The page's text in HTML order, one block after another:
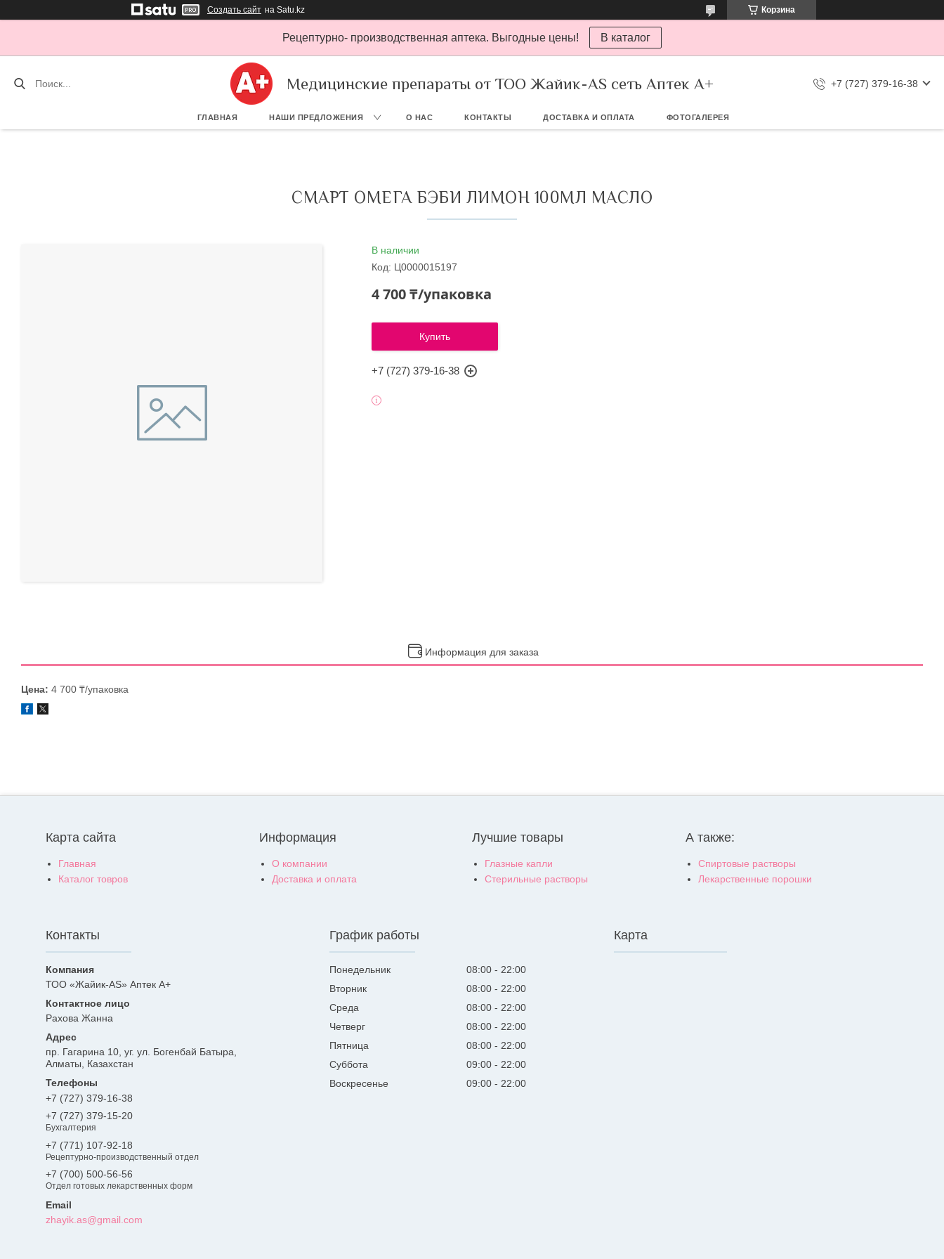
Создать сайт на Satu.kz Корзина
Рецептурно- производственная аптека. Выгодные цены! В каталог
Медицинские препараты от ТОО Жайик-AS сеть Аптек А+ +7 (727) 379-16-38
ГЛАВНАЯ НАШИ ПРЕДЛОЖЕНИЯ О НАС КОНТАКТЫ ДОСТАВКА И ОПЛАТА ФОТОГАЛЕРЕЯ
СМАРТ ОМЕГА БЭБИ ЛИМОН 100МЛ МАСЛО
В наличии
Код: Ц0000015197
4 700 ₸/упаковка
Купить
+7 (727) 379-16-38
Информация для заказа
Цена: 4 700 ₸/упаковка
Карта сайта
Главная
Каталог товров
Информация
О компании
Доставка и оплата
Лучшие товары
Глазные капли
Стерильные растворы
А также:
Спиртовые растворы
Лекарственные порошки
Контакты
ТОО «Жайик-AS» Аптек А+
Рахова Жанна
пр. Гагарина 10, уг. ул. Богенбай Батыра,
Алматы, Казахстан
+7 (727) 379-16-38
+7 (727) 379-15-20
Бухгалтерия
+7 (771) 107-92-18
Рецептурно-производственный отдел
+7 (700) 500-56-56
Отдел готовых лекарственных форм
zhayik.as@gmail.com
График работы
Понедельник 08:00
22:00
Вторник
08:00
22:00
Среда
08:00
22:00
Четверг
08:00
22:00
Пятница
08:00
22:00
Суббота
09:00
22:00
Воскресенье
09:00 22:00
Карта